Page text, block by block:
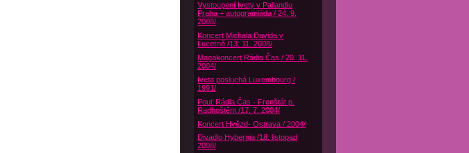
Vystoupení Ivety v Pallandiu
Praha + autogramiáda / 24. 9.
2008/
Koncert Michala Davida v
Lucerně /13. 11. 2008/
Magakoncert Rádia Čas / 20. 11.
2004/
Iveta posluchá Luxembourg /
1991/
Pouť Rádia Čas - Frenštát p.
Radhoštěm /17. 7. 2004/
Koncert Hvězd- Ostrava / 2004/
Divadlo Hybernia /18. listopad
2008/